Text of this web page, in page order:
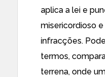
aplica a lei e
misericordioso
infracções.
termos,
terrena, onde